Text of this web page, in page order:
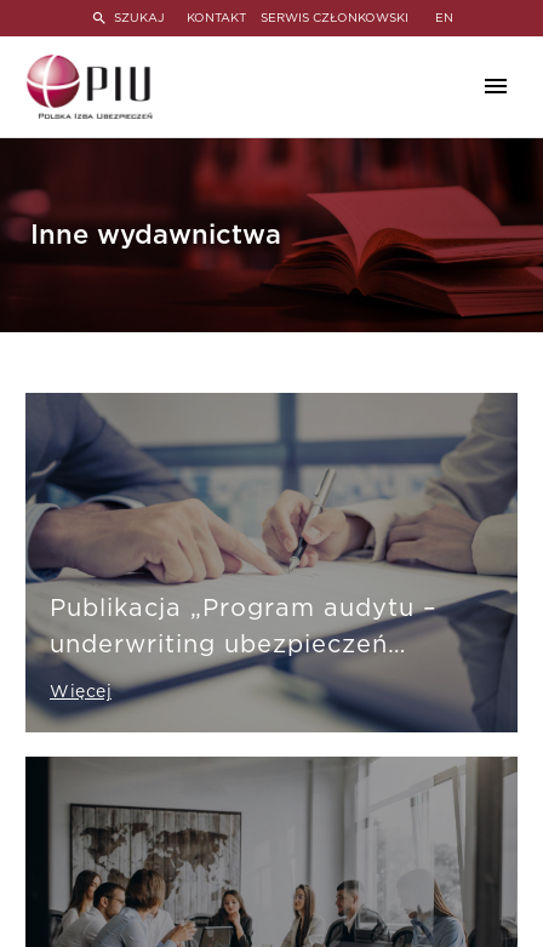
SZUKAJ KONTAKT SERWIS CZŁONKOWSKI EN
Inne wydawnictwa
Publikacja „Program audytu –
underwriting ubezpieczeń
indywidualnych na życie”
Więcej